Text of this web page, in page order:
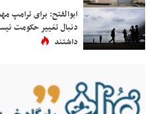
ابوالفتح: برای ترامپ
دنبال تغییر حکومت
داشتند